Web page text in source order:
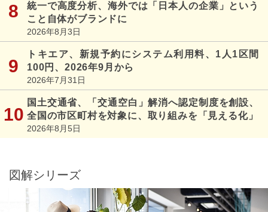
統一で高度分析、海外では「日本人の企業」という
こと自体がブランドに
2026年8月3日
トキエア、新規予約にシステム利用料、1人1区間
100円、2026年9月から
2026年7月31日
国土交通省、「交通空白」解消へ認定制度を創設、
全国の市区町村を対象に、取り組みを「見える化」
2026年8月5日
図解シリーズ